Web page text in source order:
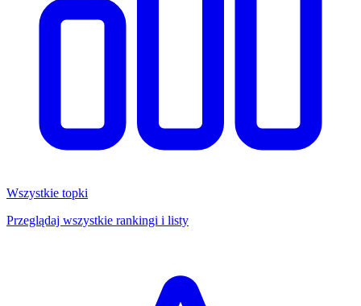
Wszystkie topki
Przeglądaj wszystkie rankingi i listy